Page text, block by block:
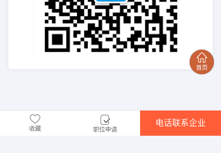
收藏 职位申请
电话联系企业